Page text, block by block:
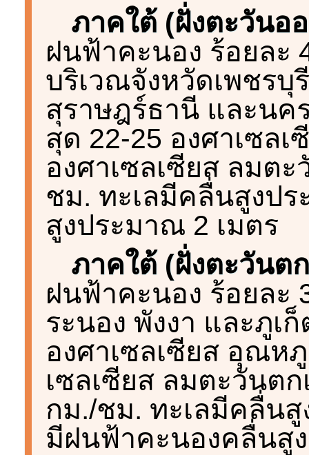
ภาคใต้ (ฝั่งตะวันอ
ฝนฟ้าคะนอง ร้อยละ
บริเวณจังหวัดเพชร
สุราษฎร์ธานี และน
สุด 22-25 องศาเซล
องศาเซลเซียส ลมต
ชม. ทะเลมีคลื่นสูงป
สูงประมาณ 2 เมตร
ภาคใต้ (ฝั่งตะวันต
ฝนฟ้าคะนอง ร้อยละ
ระนอง พังงา และภู
องศาเซลเซียส อุณห
เซลเซียส ลมตะวันตก
กม./ชม. ทะเลมีคลื่น
มีฝนฟ้าคะนองคลื่นสู